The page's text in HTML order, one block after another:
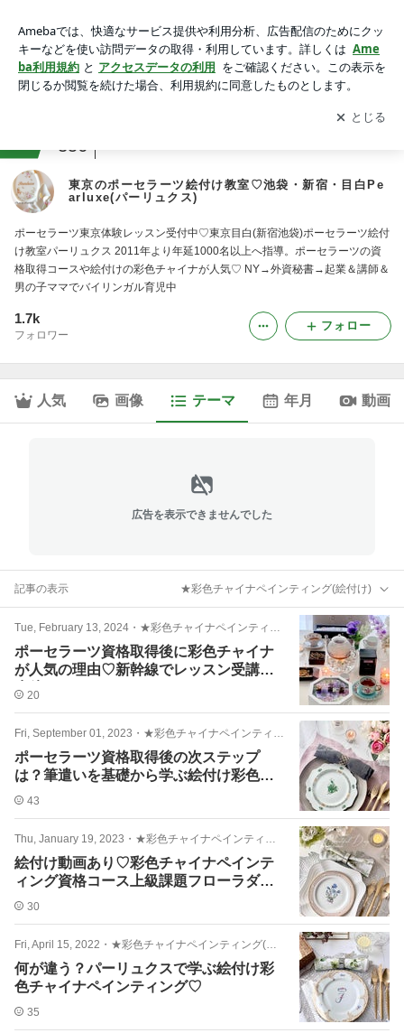
絵付け教室♡池袋・新宿・目白Pearluxe(パーリュクス)
アプリをダウンロードして ブログの更新通知
を受け取りまし
ょう。
開く
356
東京のポーセラーツ絵付け教室♡池袋・新宿・目白Pe
arluxe(パーリュクス)
ポーセラーツ東京体験レッスン受付中♡東京目白(新宿池袋)ポーセラーツ絵付
け教室パーリュクス 2011年より年延1000名以上へ指導。ポーセラーツの資
格取得コースや絵付けの彩色チャイナが人気♡ NY→外資秘書→起業＆講師＆
男の子ママでバイリンガル育児中
1.7k
フォロワー
フォロー
人気 画像 テーマ 年月 動画
広告を表示できませんでした
記事の表示 ★彩色チャイナペインティング(絵付け)
Tue, February 13, 2024 ・ ★彩色チャイナペインティング(絵付け)
ポーセラーツ資格取得後に彩色チャイナ
が人気の理由♡新幹線でレッスン受講の
生徒さん
20
Fri, September 01, 2023 ・ ★彩色チャイナペインティング(絵付け)
ポーセラーツ資格取得後の次ステップ
は？筆遣いを基礎から学ぶ絵付け彩色チ
ャイナペインティング
43
Thu, January 19, 2023 ・ ★彩色チャイナペインティング(絵付け)
絵付け動画あり♡彩色チャイナペインテ
ィング資格コース上級課題フローラダニ
カ30
Fri, April 15, 2022 ・ ★彩色チャイナペインティング(絵付け)
何が違う？パーリュクスで学ぶ絵付け彩
色チャイナペインティング♡
35